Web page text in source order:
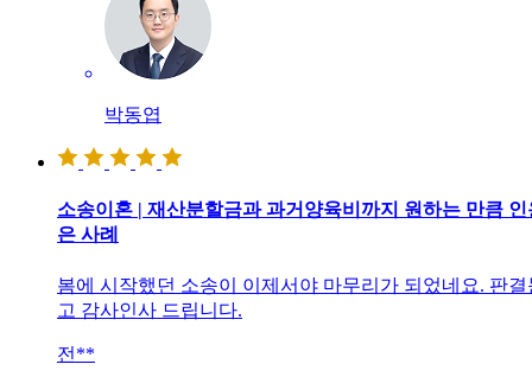
박동엽
소송이혼 | 재산분할금과 과거양육비까지 원하는 만큼 인
은 사례
봄에 시작했던 소송이 이제서야 마무리가 되었네요. 판결
고 감사인사 드립니다.
전**